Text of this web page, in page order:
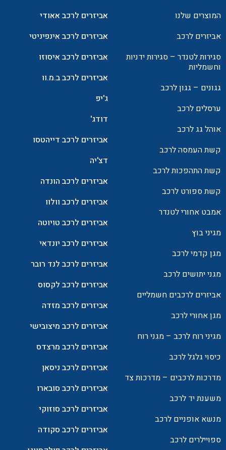
המוצרים שלנו
אביזרים לרכב
סגירות לטנדר – סגירות ידניות
וחשמליות
גגונים – גגון לרכב
ערסלים לרכב
אוהל גג לרכב
קשת העמסה לרכב
קשת התהפכות לרכב
קשת ספורט לרכב
אמבט אחורי לטנדר
מגיני בוץ
מגן קדמי לרכב
מגני יתושים לרכב
אביזרים לרכבים חשמליים
מגן אחורי לרכב
מגיני רוח לרכב – מגני רוח
כיסוי גלגל לרכב
מדרכות לרכבים – מדרכות צד
משענת יד לרכב
מנשא אופניים לרכב
ספויילרים לרכב
אביזרים לרכב אאודי
אביזרים לרכב אינפיניטי
אביזרים לרכב איסוזו
אביזרים לרכב ב.מ.וו
ג'יפ
דודג'
אביזרים לרכב דייהטסו
דצ'יה
אביזרים לרכב הונדה
אביזרים לרכב וולוו
אביזרים לרכב טויוטה
אביזרים לרכב יונדאי
אביזרים לרכב לנד רובר
אביזרים לרכב לקסוס
אביזרים לרכב מזדה
אביזרים לרכב מיצובישי
אביזרים לרכב מרצדס
אביזרים לרכב ניסאן
אביזרים לרכב סובארו
אביזרים לרכב סוזוקי
אביזרים לרכב סקודה